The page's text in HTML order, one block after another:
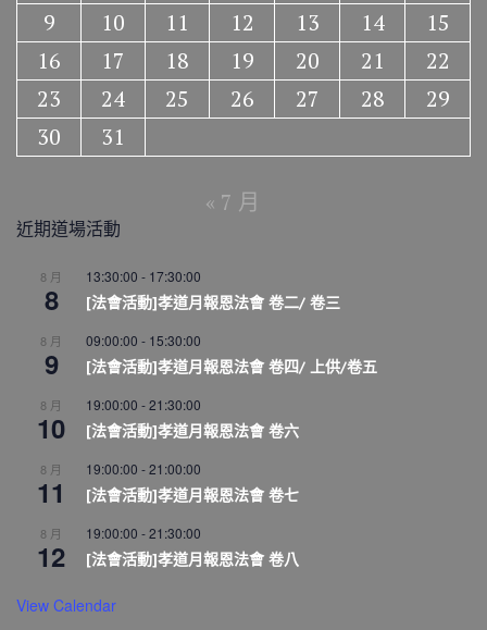
9
10 11 12 13 14
15
16
17 18 19 20 21
22
23
24 25 26 27 28
29
30
31
« 7 月
近期道場活動
8 月
8
13:30:00 - 17:30:00
[法會活動]孝道月報恩法會 卷二/ 卷三
8 月
9
09:00:00 - 15:30:00
[法會活動]孝道月報恩法會 卷四/ 上供/卷五
8 月
10
19:00:00 -21:30:00
[法會活動]孝道月報恩法會 卷六
8 月
11
19:00:00 -21:00:00
[法會活動]孝道月報恩法會 卷七
8 月
12
19:00:00 -21:30:00
[法會活動]孝道月報恩法會 卷八
View Calendar